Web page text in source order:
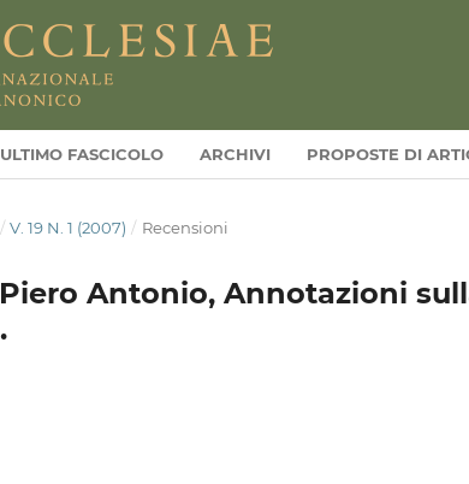
ULTIMO FASCICOLO ARCHIVI PROPOSTE DI
/ V. 19 N. 1 (2007) / Recensioni
Piero Antonio, Annotazioni